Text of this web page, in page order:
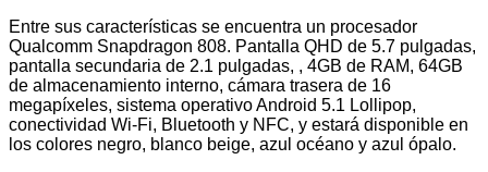
Entre sus características se encuentra un procesador
Qualcomm Snapdragon 808. Pantalla QHD de 5.7 pulgadas,
pantalla secundaria de 2.1 pulgadas, , 4GB de RAM, 64GB
de almacenamiento interno, cámara trasera de 16
megapíxeles, sistema operativo Android 5.1 Lollipop,
conectividad Wi-Fi, Bluetooth y NFC, y estará disponible en
los colores negro, blanco beige, azul océano y azul ópalo.